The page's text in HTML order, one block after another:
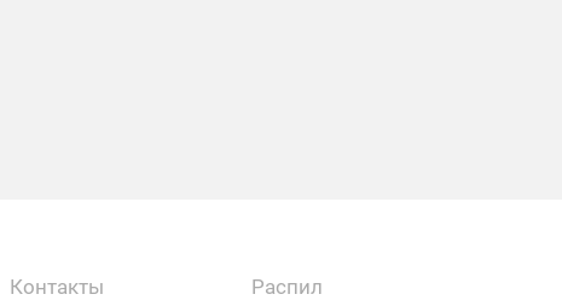
Контакты Распил